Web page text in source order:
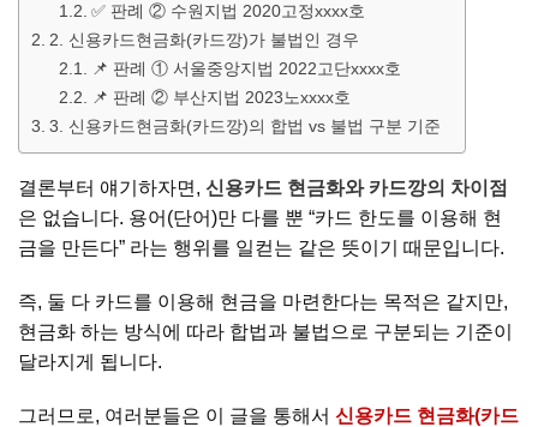
✅ 판례 ② 수원지법 2020고정xxxx호
2. 신용카드현금화(카드깡)가 불법인 경우
📌 판례 ① 서울중앙지법 2022고단xxxx호
📌 판례 ② 부산지법 2023노xxxx호
3. 신용카드현금화(카드깡)의 합법 vs 불법 구분 기준
결론부터 얘기하자면, 신용카드 현금화와 카드깡의 차이점
은 없습니다. 용어(단어)만 다를 뿐 “카드 한도를 이용해 현
금을 만든다” 라는 행위를 일컫는 같은 뜻이기 때문입니다.
즉, 둘 다 카드를 이용해 현금을 마련한다는 목적은 같지만,
현금화 하는 방식에 따라 합법과 불법으로 구분되는 기준이
달라지게 됩니다.
그러므로, 여러분들은 이 글을 통해서 신용카드 현금화(카드